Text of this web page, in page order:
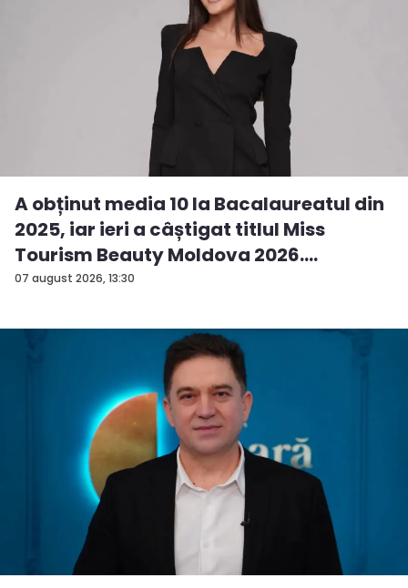
07 august 2026, 13:30
A obținut media 10 la Bacalaureatul din
2025, iar ieri a câștigat titlul Miss
Tourism Beauty Moldova 2026.
Andreea...